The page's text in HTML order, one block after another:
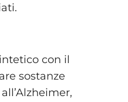
con il
sostanze